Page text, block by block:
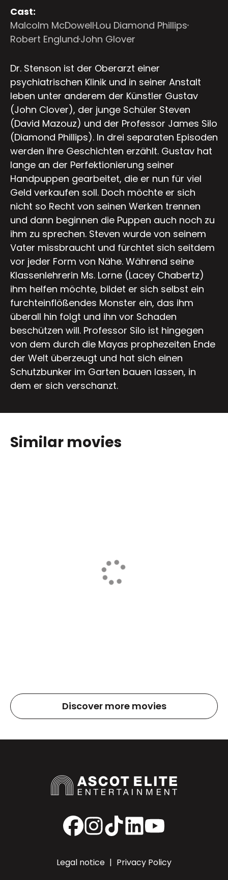
Cast:
Malcolm McDowell Lou Diamond Phillips
Robert Englund John Glover
Dr. Stenson ist der Oberarzt einer
psychiatrischen Klinik und in seiner Anstalt
leben unter anderem der Künstler Gustav
(John Clover), der junge Schüler Steven
(David Mazouz) und der Professor James Silo
(Diamond Phillips). In drei separaten Episoden
werden ihre Geschichten erzählt. Gustav hat
lange an der Perfektionierung seiner
Handpuppen gearbeitet, die er nun für viel
Geld verkaufen soll. Doch möchte er sich
nicht so Recht von seinen Werken trennen
und dann beginnen die Puppen auch noch zu
ihm zu sprechen. Steven wurde von seinem
Vater missbraucht und fürchtet sich seitdem
vor jeder Form von Nähe. Während seine
Klassenlehrerin Ms. Lorne (Lacey Chabertz)
ihm helfen möchte, bildet er sich selbst ein
furchteinflößendes Monster ein, das ihm
überall hin folgt und ihn vor Schaden
beschützen will. Professor Silo ist hingegen
von dem durch die Mayas prophezeiten Ende
der Welt überzeugt und hat sich einen
Schutzbunker im Garten bauen lassen, in
dem er sich verschanzt.
Similar movies
Discover more movies
Facebook
Instagram
TikTokLinkedInYouTube
Legal notice | Privacy Policy